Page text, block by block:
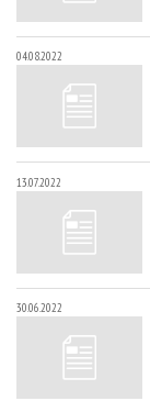
04.08.2022
13.07.2022
30.06.2022